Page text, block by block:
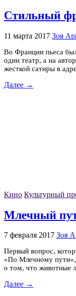
Стильный
11 марта 2017 Зоя
Во Франции пьеса
один театр, а на
жесткой сатиры в
Далее →
Кино Культурный
Млечный
7 февраля 2017 Зоя
Первый вопрос,
«По Млечному
о том, что
Далее →